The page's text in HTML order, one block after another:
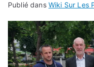
Publié dans Wiki Sur Les